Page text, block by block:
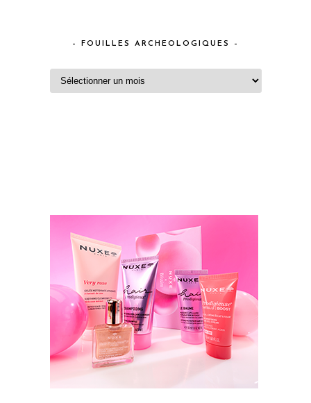
– FOUILLES ARCHEOLOGIQUES –